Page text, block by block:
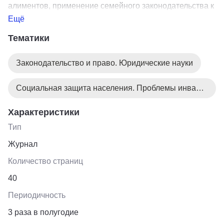
алиментов, применение семейного законодательства к
семейным отношениям с участием иностранных
семейного и жилищного права, жилищные споры,
вопросы опеки и попечительства, аспекты брака и
Ещё
Тематики
Законодательство и право. Юридические науки
Социальная защита населения. Проблемы инвалидов
Характеристики
Тип
Журнал
Количество страниц
40
Периодичность
3 раза в полугодие